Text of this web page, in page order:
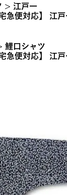
江戸一
急便対応】 江
鯉口シャツ
急便対応】 江